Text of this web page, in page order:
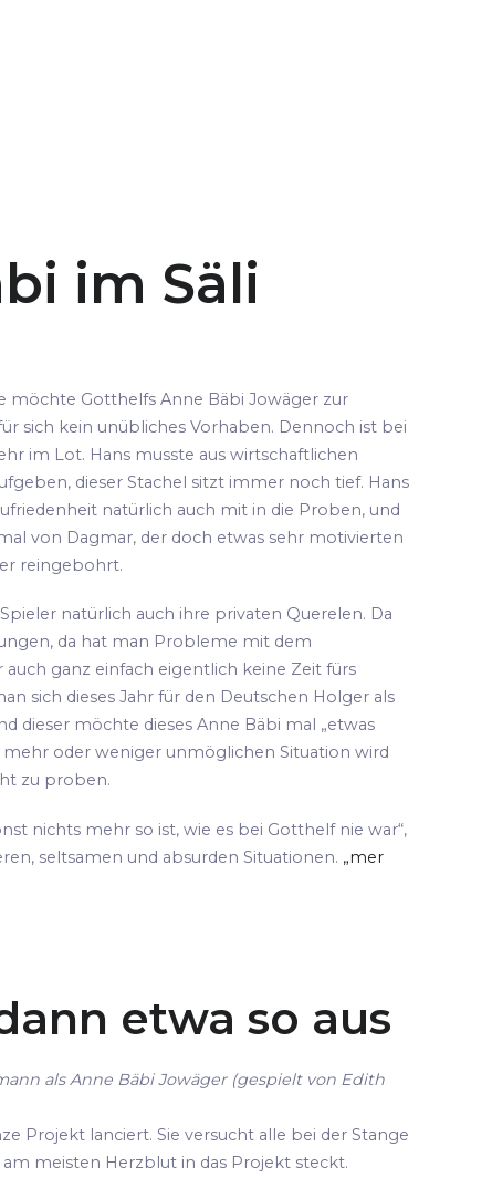
im Säli
möchte Gotthelfs Anne Bäbi Jowäger zur
sich kein unübliches Vorhaben. Dennoch ist bei
im Lot. Hans musste aus wirtschaftlichen
dieser Stachel sitzt immer noch tief. Hans
natürlich auch mit in die Proben, und
von Dagmar, der doch etwas sehr motivierten
reingebohrt.
natürlich auch ihre privaten Querelen. Da
da hat man Probleme mit dem
auch ganz einfach eigentlich keine Zeit fürs
sich dieses Jahr für den Deutschen Holger als
dieser möchte dieses Anne Bäbi mal „etwas
mehr oder weniger unmöglichen Situation wird
zu proben.
nichts mehr so ist, wie es bei Gotthelf nie war“,
seltsamen und absurden Situationen. „mer
etwa so aus
als Anne Bäbi Jowäger (gespielt von Edith
Projekt lanciert. Sie versucht alle bei der Stange
meisten Herzblut in das Projekt steckt.